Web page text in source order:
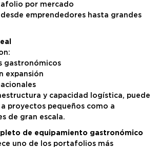
por mercado
emprendedores hasta grandes
gastronómicos
expansión
y capacidad logística, puede
proyectos pequeños como a
de gran escala.
de equipamiento gastronómico
uno de los portafolios más